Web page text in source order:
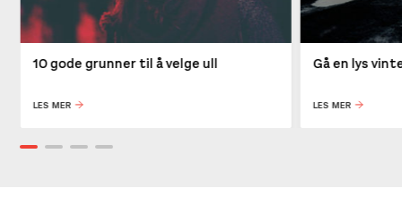
10 gode grunner til å velge ull
LES MER
Gå en lys
LES MER